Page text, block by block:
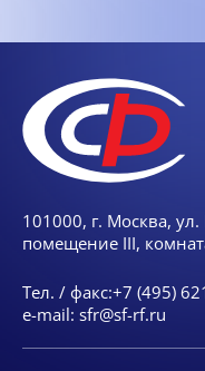
101000, г. Москва,
помещение III,
Тел. / факс:+7 (495)
e-mail: sfr@sf-rf.ru